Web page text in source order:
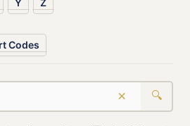
Y Z
Codes
× 🔍